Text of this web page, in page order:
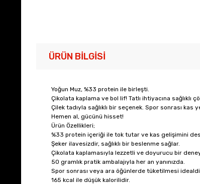
ÜRÜN BILGISI
Yoğun Muz, %33 protein ile birleşti.
Çikolata kaplama ve bol lif! Tatlı ihtiyacına sağlıklı
Çilek tadıyla sağlıklı bir seçenek. Spor sonrası kas
Hemen al, gücünü hisset!
Ürün Özellikleri;
%33 protein içeriği ile tok tutar ve kas gelişimini
Şeker ilavesizdir, sağlıklı bir beslenme sağlar.
Çikolata kaplamasıyla lezzetli ve doyurucu bir
50 gramlık pratik ambalajıyla her an yanınızda.
Spor sonrası veya ara öğünlerde tüketilmesi
165 kcal ile düşük kalorilidir.